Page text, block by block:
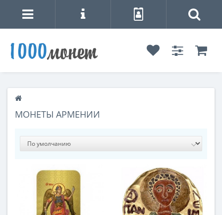
МОНЕТЫ АРМЕНИИ